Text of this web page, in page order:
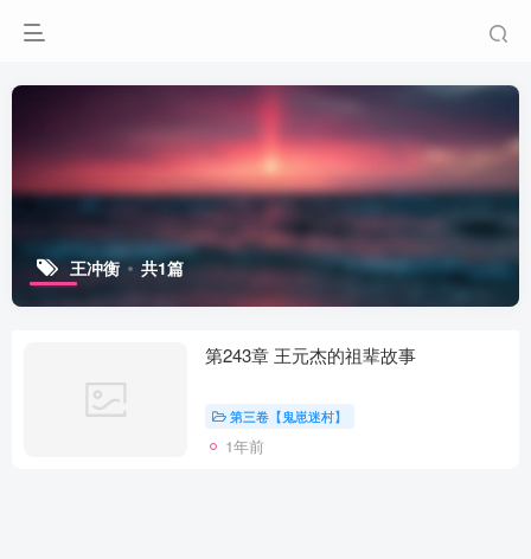
王冲衡 共1篇
第243章 王元杰的祖辈故事
第三卷【鬼崽迷村】
1年前